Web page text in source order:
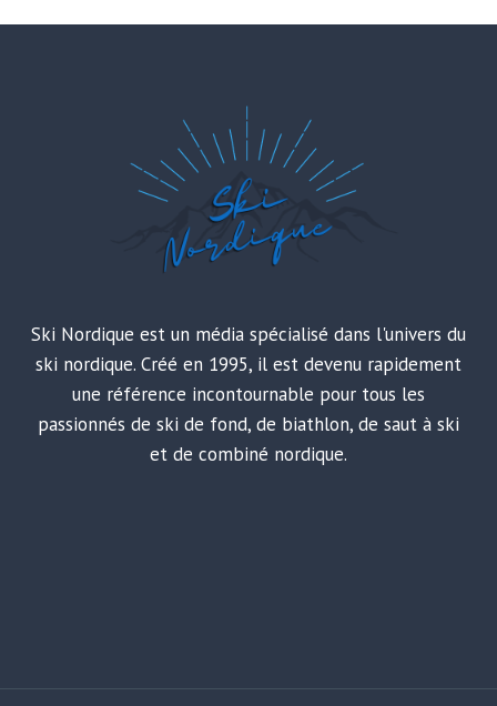
Ski Nordique est un média spécialisé dans l'univers du
ski nordique. Créé en 1995, il est devenu rapidement
une référence incontournable pour tous les
passionnés de ski de fond, de biathlon, de saut à ski
et de combiné nordique.